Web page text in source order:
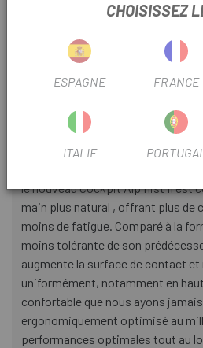
la géométrie corporelle
Dimensions : Chute de 4° vers
Absorption des vibrations : 28,3 %
Un confort révolutionnaire
le nouveau Cockpit Alpinist II est
main plus natural , offrant plus de
moins de fatigue. Comparé à la
moins tolérante de son
augmente la surface de contact
uniformément, notamment en
confortable que nous ayons
ergonomiquement optimisé au
performances optimales tout au
CHOISISSEZ
ESPAGNE FRANCE
ITALIE PORTUGAL